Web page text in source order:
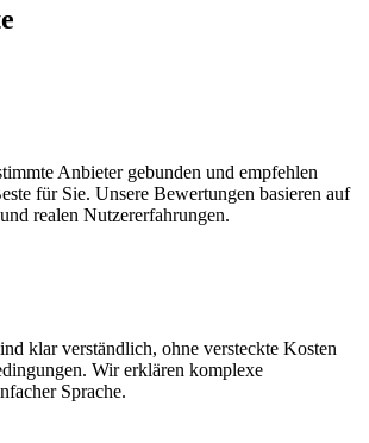
Anbieter gebunden und empfehlen
für Sie. Unsere Bewertungen basieren auf
realen Nutzererfahrungen.
klar verständlich, ohne versteckte Kosten
Wir erklären komplexe
Sprache.